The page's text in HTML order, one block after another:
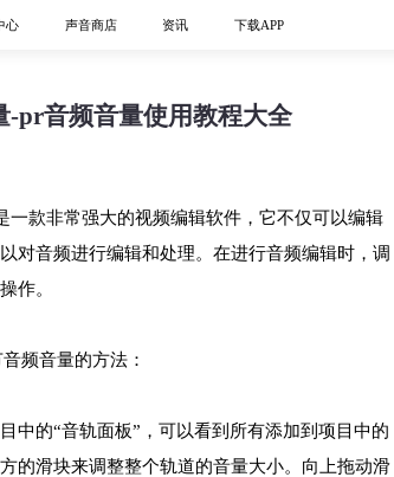
心 声音商店 资讯 下载APP
-pr音频音量使用教程大全
一款非常强大的视频编辑软件，它不仅可以编辑
对音频进行编辑和处理。在进行音频编辑时，调
作。
频音量的方法：
中的“音轨面板”，可以看到所有添加到项目中的
的滑块来调整整个轨道的音量大小。向上拖动滑